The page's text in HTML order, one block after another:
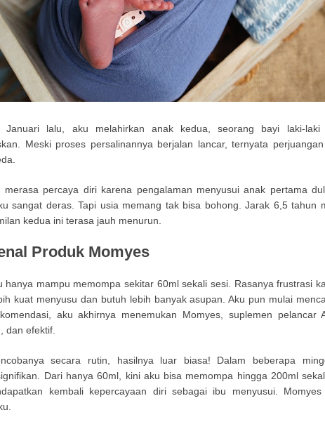
Januari lalu, aku melahirkan anak kedua, seorang bayi laki-
Meski proses persalinannya berjalan lancar, ternyata
merasa percaya diri karena pengalaman menyusui anak pertama
sangat deras. Tapi usia memang tak bisa bohong. Jarak 6,5 tahun
kedua ini terasa jauh menurun.
Produk Momyes
hanya mampu memompa sekitar 60ml sekali sesi. Rasanya frustrasi
kuat menyusu dan butuh lebih banyak asupan. Aku pun mulai
aku akhirnya menemukan Momyes, suplemen pelancar
dan efektif.
secara rutin, hasilnya luar biasa! Dalam beberapa
Dari hanya 60ml, kini aku bisa memompa hingga 200ml
kembali kepercayaan diri sebagai ibu menyusui.